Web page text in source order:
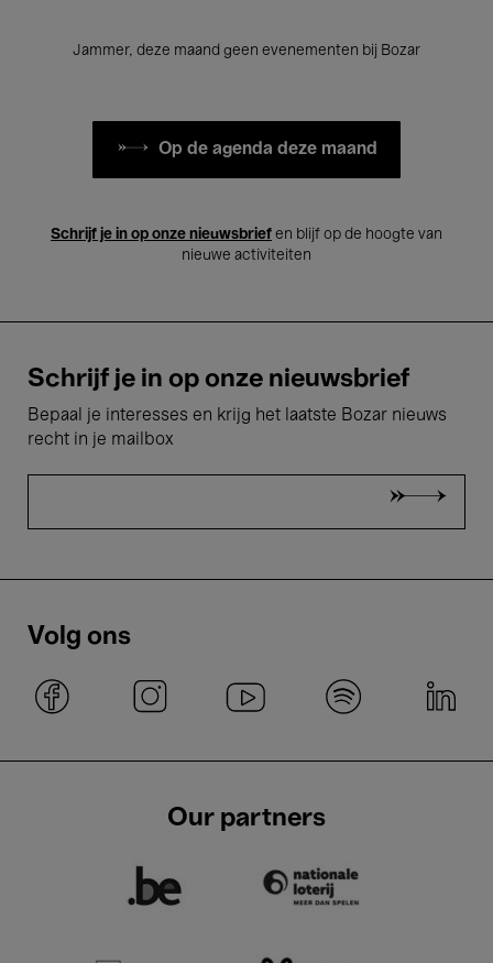
Jammer, deze maand geen evenementen bij Bozar
Op de agenda deze maand
Schrijf je in op onze nieuwsbrief en blijf op de hoogte van
nieuwe activiteiten
Schrijf je in op onze nieuwsbrief
Bepaal je interesses en krijg het laatste Bozar nieuws
recht in je mailbox
Volg ons
Our partners